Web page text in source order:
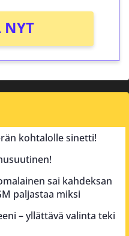
NYT
kohtalolle sinetti!
sai kahdeksan
paljastaa miksi
– yllättävä valinta teki